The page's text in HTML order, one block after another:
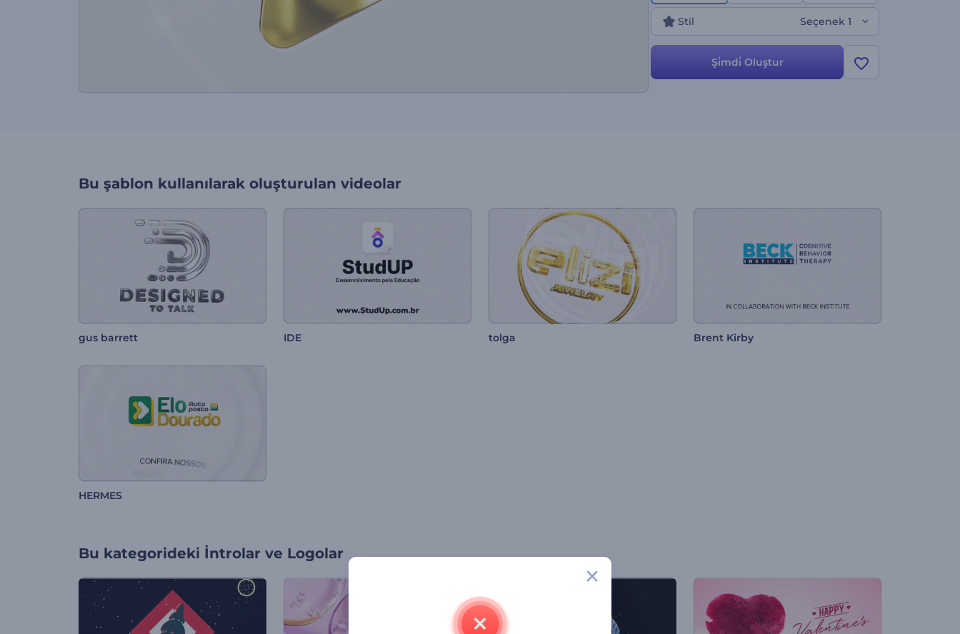
tanıtımları, iş konferansı açılışları, ürün sunumları,
TV reklamları ve çok daha fazlası için mükemmeldir.
Hemen deneyin!
Stil Seçenek 1
Şi̇mdi̇ Oluştur
Bu şablon kullanılarak oluşturulan videolar
gus barrett IDE tolga Brent Kirby
HERMES
Bu kategorideki İntrolar ve Logolar